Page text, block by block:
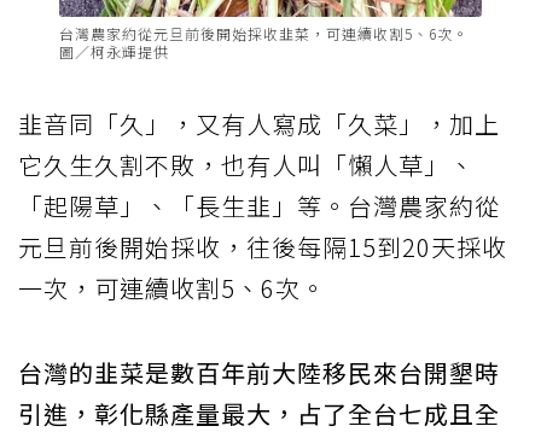
台灣農家約從元旦前後開始採收韭菜，可連續收割5、6次。
圖／柯永輝提供
韭音同「久」，又有人寫成「久菜」，加上
它久生久割不敗，也有人叫「懶人草」、
「起陽草」、「長生韭」等。台灣農家約從
元旦前後開始採收，往後每隔15到20天採收
一次，可連續收割5、6次。
台灣的韭菜是數百年前大陸移民來台開墾時
引進，彰化縣產量最大，占了全台七成且全